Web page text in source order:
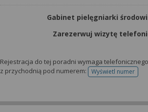
Gabinet pielęgniarki
Zarezerwuj wizytę
Rejestracja do tej poradni wymaga
z przychodnią pod numerem:
Wyświetl numer
telefonu do